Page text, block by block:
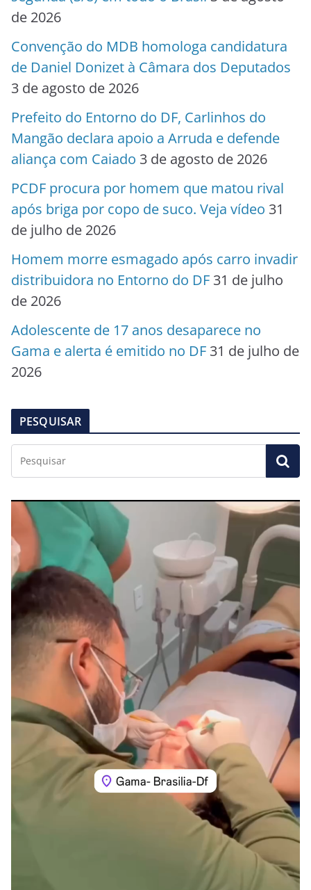
de 2026
Convenção do MDB homologa candidatura
de Daniel Donizet à Câmara dos Deputados
3 de agosto de 2026
Prefeito do Entorno do DF, Carlinhos do
Mangão declara apoio a Arruda e defende
aliança com Caiado 3 de agosto de 2026
PCDF procura por homem que matou rival
após briga por copo de suco. Veja vídeo 31
de julho de 2026
Homem morre esmagado após carro invadir
distribuidora no Entorno do DF 31 de julho
de 2026
Adolescente de 17 anos desaparece no
Gama e alerta é emitido no DF 31 de julho de
2026
PESQUISAR